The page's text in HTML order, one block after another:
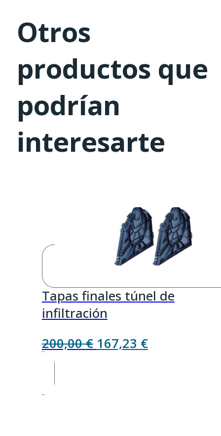
Otros
productos que
podrían
interesarte
Tapas finales túnel de
infiltración
200,00€ El
167,23 €El